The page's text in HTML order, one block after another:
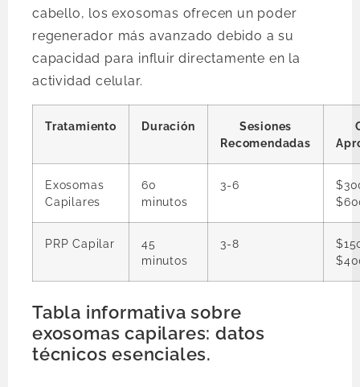
cabello, los exosomas ofrecen un poder
regenerador más avanzado debido a su
capacidad para influir directamente en la
actividad celular.
Tratamiento Duración
Sesiones
Recomendadas
Exosomas
Capilares
60
minutos
3-6
PRP Capilar
45
minutos
3-8
Tabla informativa sobre
exosomas capilares: datos
técnicos esenciales.